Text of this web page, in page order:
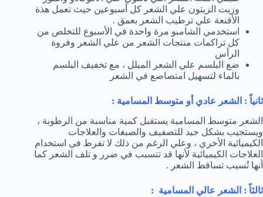
وزيت الزيتون علي الشعر كل أسبوعين حيث تعمل هذة
الأقنعة علي ترطيب الشعر بعمق .
استخدمي الشامبو مرة واحدة في الأسبوع للتخلص من
كل تراكمات منتجات الشعر من علي الشعر وفروة
الرأس
ضع البلسم علي الشعر المبلل ، مع تخفيف البلسم
بالماء لتسهيل امتصاصع في الشعر
ثانياً : الشعر عادي أو متوسط المسامية :
الشعر متوسط المسامية يستقبل كمية مناسبة من الرطوبة ،
ويستجيب بشكل جيد للتصفيف والصبغات والعلاجات
الكيميائية الأخري ، وعلي الرغم من ذلك لا تفرط في استخدام
العلاجات الكيميائية لأنها قد تتسبب في ضرر و تلف الشعر كما
أنها تُسبب تساقط الشعر .
ثالثاً : الشعر عالي المسامية :